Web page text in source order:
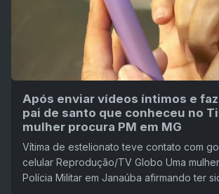
Após enviar vídeos íntimos e
pai de santo que conheceu no
mulher procura PM em MG
Vítima de estelionato teve contato com
celular Reprodução/TV Globo Uma
Polícia Militar em Janaúba afirmando ter